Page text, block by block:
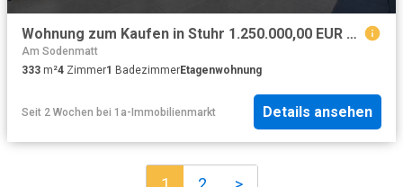
Wohnung zum Kaufen in Stuhr 1.250.000,00 EUR 333 m²
Am Sodenmatt
333 m²4 Zimmer1 BadezimmerEtagenwohnung
Seit 2 Wochen bei 1a-Immobilienmarkt Details ansehen